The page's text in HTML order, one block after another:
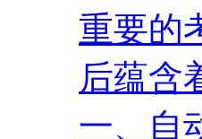
重要的
后蕴含
一、自